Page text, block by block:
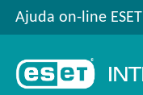
Ajuda on-line ESET